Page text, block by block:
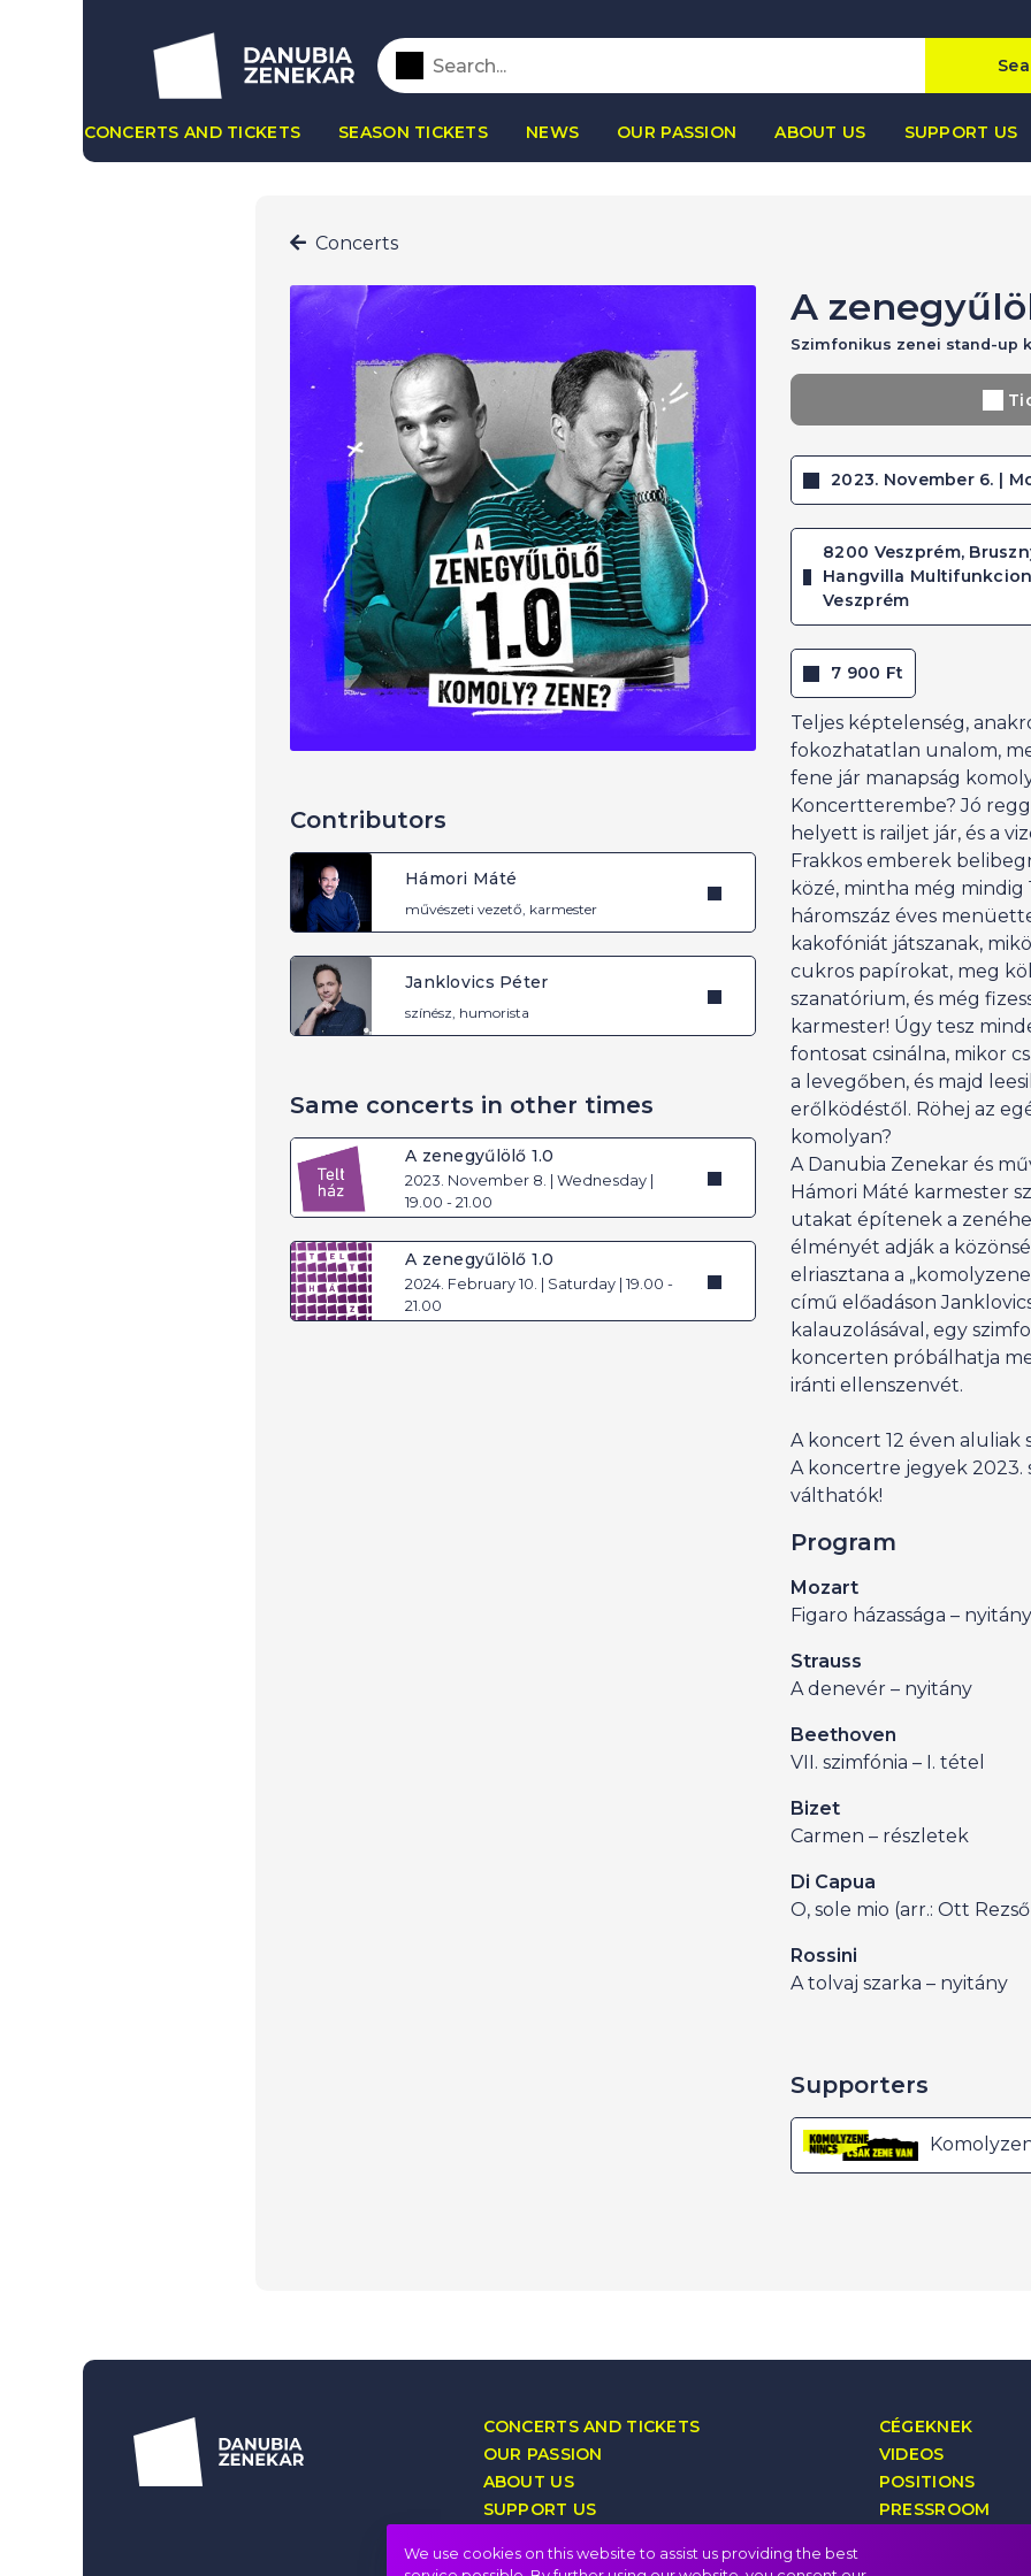
CONCERTS AND TICKETS SEASON TICKETS NEWS OUR PASSION ABOUT US SUPPORT US
Concerts
Contributors
Hámori Máté
művészeti vezető, karmester
Janklovics Péter
színész, humorista
Same concerts in other times
A zenegyűlölő 1.0
2023. November 8. | Wednesday |
19.00 - 21.00
A zenegyűlölő 1.0
2024. February 10. | Saturday | 19.00 -
21.00
A
Szimfonikus zenei stand-up
2023. November 6. |
8200 Veszprém,
Hangvilla
Veszprém
7 900 Ft
Teljes képtelenség,
fokozhatatlan unalom,
fene jár manapság
Koncertterembe? Jó
helyett is railjet jár, és a
Frakkos emberek
közé, mintha még mindig
háromszáz éves
kakofóniát játszanak,
cukros papírokat, meg
szanatórium, és még
karmester! Úgy tesz
fontosat csinálna, mikor
a levegőben, és majd
erőlködéstől. Röhej az
komolyan?
A Danubia Zenekar és
Hámori Máté karmester
utakat építenek a
élményét adják a
elriasztana a
című előadáson
kalauzolásával, egy
koncerten próbálhatja
iránti ellenszenvét.
A koncert 12 éven aluliak
A koncertre jegyek
válthatók!
Program
Mozart
Figaro házassága – nyitány
Strauss
A denevér – nyitány
Beethoven
VII. szimfónia – I. tétel
Bizet
Carmen – részletek
Di Capua
O, sole mio (arr.: Ott
Rossini
A tolvaj szarka – nyitány
Supporters
We use cookies on this website to assist us providing the best
CONCERTS AND TICKETS
OUR PASSION
ABOUT US
SUPPORT US
CÉGEKNEK
VIDEOS
POSITIONS
PRESSROOM